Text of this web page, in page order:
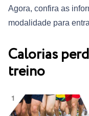
Agora, confira as
modalidade para
Calorias
treino